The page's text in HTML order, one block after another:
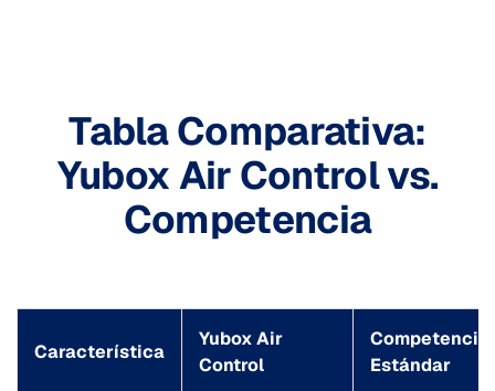
Tabla Comparativa:
Yubox Air Control vs.
Competencia
Característica
Yubox Air
Control
Competencia
Estándar